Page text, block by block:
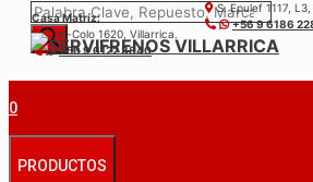
Casa Matríz:
Colo-Colo 1620, Villarrica.
+56 9 6122 3840
S. Epulef 1117, L3,
+56 9 6186
0
PRODUCTOS